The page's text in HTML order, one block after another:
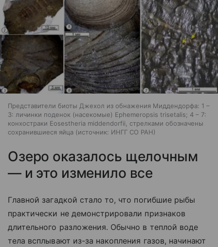
Представители биоты Джехол из обнажения Миддендорфа: 1 –
3: личинки поденок (насекомые) Ephemeropsis trisetalis; 4 – 7:
конхостраки Eosestheria middendorfii, стрелками обозначены
сохранившиеся яйца
источник: ИНГГ СО РАН
Озеро оказалось щелочным
— и это изменило все
Главной загадкой стало то, что погибшие рыбы
практически не демонстрировали признаков
длительного разложения. Обычно в теплой воде
тела всплывают из-за накопления газов, начинают